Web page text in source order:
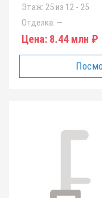
Этаж: 25 из 12 - 25
Отделка: —
Цена: 8.44 млн ₽